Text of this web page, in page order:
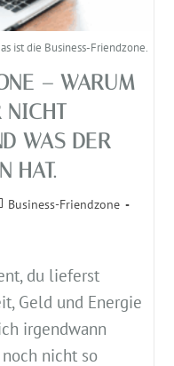
ist die Business-Friendzone.
– WARUM
NICHT
WAS DER
HAT.
Business-Friendzone
du lieferst
Geld und Energie
irgendwann
nicht so